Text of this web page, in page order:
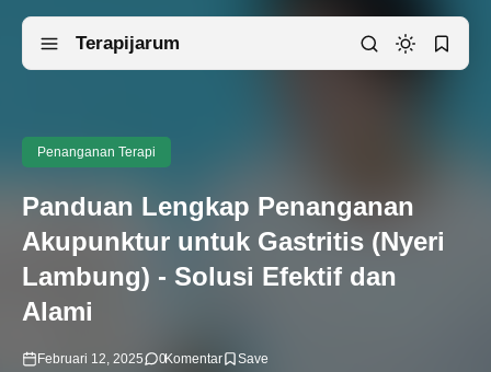
Terapijarum
Penanganan Terapi
Panduan Lengkap Penanganan
Akupunktur untuk Gastritis (Nyeri
Lambung) - Solusi Efektif dan
Alami
Februari 12, 2025 0Komentar